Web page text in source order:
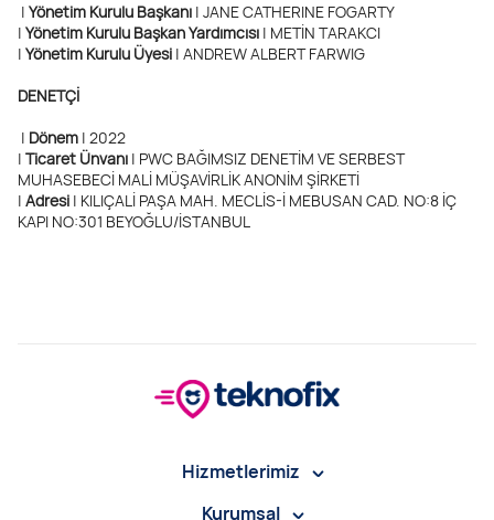
| Yönetim Kurulu Başkanı | JANE CATHERINE FOGARTY
| Yönetim Kurulu Başkan Yardımcısı | METİN TARAKCI
| Yönetim Kurulu Üyesi | ANDREW ALBERT FARWIG
DENETÇİ
| Dönem | 2022
| Ticaret Ünvanı | PWC BAĞIMSIZ DENETİM VE SERBEST
MUHASEBECİ MALİ MÜŞAVİRLİK ANONİM ŞİRKETİ
| Adresi | KILIÇALİ PAŞA MAH. MECLİS-İ MEBUSAN CAD. NO:8 İÇ
KAPI NO:301 BEYOĞLU/İSTANBUL
Hizmetlerimiz
Kurumsal